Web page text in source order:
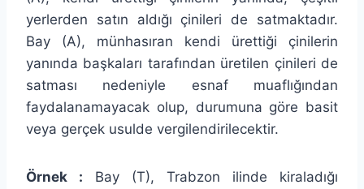
yerlerden satın aldığı çinileri de satmaktadır.
Bay (A), münhasıran kendi ürettiği çinilerin
yanında başkaları tarafından üretilen çinileri de
satması nedeniyle esnaf muaflığından
faydalanamayacak olup, durumuna göre basit
veya gerçek usulde vergilendirilecektir.
Örnek : Bay (T), Trabzon ilinde kiraladığı